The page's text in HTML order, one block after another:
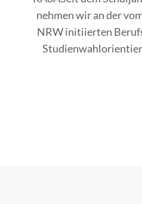
nehmen wir an der
NRW initiierten